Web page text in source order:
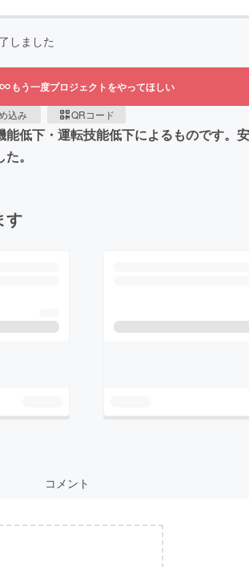
しました
もう一度プロジェクトをやってほしい
込み QRコード
低下・運転技能低下によるものです。
。
す
コメント